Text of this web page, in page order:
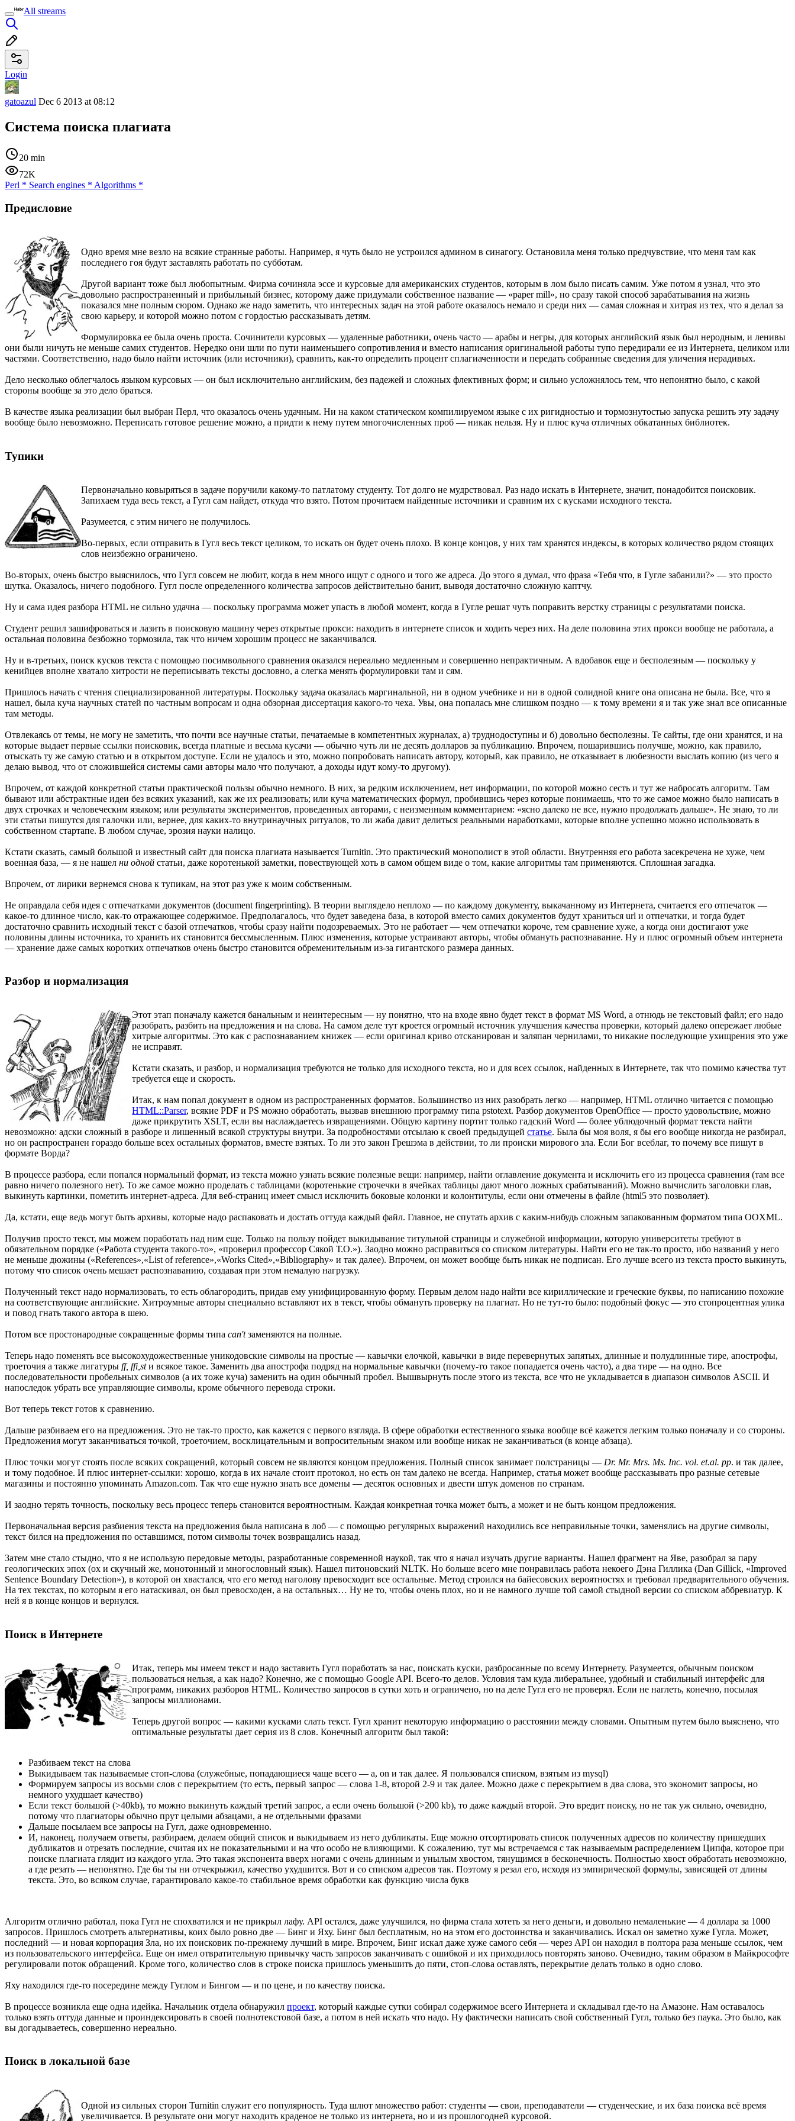
All streams
Login
gatoazul Dec 6 2013 at 08:12
Система поиска плагиата
20 min
72K
Perl * Search engines * Algorithms *
Предисловие
Одно время мне везло на всякие странные работы. Например, я чуть было не устроился админом в синагогу. Остановила меня только предчувствие, что меня там как
последнего гоя будут заставлять работать по субботам.
Другой вариант тоже был любопытным. Фирма сочиняла эссе и курсовые для американских студентов, которым в лом было писать самим. Уже потом я узнал, что это
довольно распространенный и прибыльный бизнес, которому даже придумали собственное название — «paper mill», но сразу такой способ зарабатывания на жизнь
показался мне полным сюром. Однако же надо заметить, что интересных задач на этой работе оказалось немало и среди них — самая сложная и хитрая из тех, что я делал за
свою карьеру, и которой можно потом с гордостью рассказывать детям.
Формулировка ее была очень проста. Сочинители курсовых — удаленные работники, очень часто — арабы и негры, для которых английский язык был неродным, и ленивы
они были ничуть не меньше самих студентов. Нередко они шли по пути наименьшего сопротивления и вместо написания оригинальной работы тупо передирали ее из Интернета, целиком или
частями. Соответственно, надо было найти источник (или источники), сравнить, как-то определить процент сплагиаченности и передать собранные сведения для уличения нерадивых.
Дело несколько облегчалось языком курсовых — он был исключительно английским, без падежей и сложных флективных форм; и сильно усложнялось тем, что непонятно было, с какой
стороны вообще за это дело браться.
В качестве языка реализации был выбран Перл, что оказалось очень удачным. Ни на каком статическом компилируемом языке с их ригидностью и тормознутостью запуска решить эту задачу
вообще было невозможно. Переписать готовое решение можно, а придти к нему путем многочисленных проб — никак нельзя. Ну и плюс куча отличных обкатанных библиотек.
Тупики
Первоначально ковыряться в задаче поручили какому-то патлатому студенту. Тот долго не мудрствовал. Раз надо искать в Интернете, значит, понадобится поисковик.
Запихаем туда весь текст, а Гугл сам найдет, откуда что взято. Потом прочитаем найденные источники и сравним их с кусками исходного текста.
Разумеется, с этим ничего не получилось.
Во-первых, если отправить в Гугл весь текст целиком, то искать он будет очень плохо. В конце концов, у них там хранятся индексы, в которых количество рядом стоящих
слов неизбежно ограничено.
Во-вторых, очень быстро выяснилось, что Гугл совсем не любит, когда в нем много ищут с одного и того же адреса. До этого я думал, что фраза «Тебя что, в Гугле забанили?» — это просто
шутка. Оказалось, ничего подобного. Гугл после определенного количества запросов действительно банит, выводя достаточно сложную каптчу.
Ну и сама идея разбора HTML не сильно удачна — поскольку программа может упасть в любой момент, когда в Гугле решат чуть поправить верстку страницы с результатами поиска.
Студент решил зашифроваться и лазить в поисковую машину через открытые прокси: находить в интернете список и ходить через них. На деле половина этих прокси вообще не работала, а
остальная половина безбожно тормозила, так что ничем хорошим процесс не заканчивался.
Ну и в-третьих, поиск кусков текста с помощью посимвольного сравнения оказался нереально медленным и совершенно непрактичным. А вдобавок еще и бесполезным — поскольку у
кенийцев вполне хватало хитрости не переписывать тексты дословно, а слегка менять формулировки там и сям.
Пришлось начать с чтения специализированной литературы. Поскольку задача оказалась маргинальной, ни в одном учебнике и ни в одной солидной книге она описана не была. Все, что я
нашел, была куча научных статей по частным вопросам и одна обзорная диссертация какого-то чеха. Увы, она попалась мне слишком поздно — к тому времени я и так уже знал все описанные
там методы.
Отвлекаясь от темы, не могу не заметить, что почти все научные статьи, печатаемые в компетентных журналах, а) труднодоступны и б) довольно бесполезны. Те сайты, где они хранятся, и на
которые выдает первые ссылки поисковик, всегда платные и весьма кусачи — обычно чуть ли не десять долларов за публикацию. Впрочем, пошарившись получше, можно, как правило,
отыскать ту же самую статью и в открытом доступе. Если не удалось и это, можно попробовать написать автору, который, как правило, не отказывает в любезности выслать копию (из чего я
делаю вывод, что от сложившейся системы сами авторы мало что получают, а доходы идут кому-то другому).
Впрочем, от каждой конкретной статьи практической пользы обычно немного. В них, за редким исключением, нет информации, по которой можно сесть и тут же набросать алгоритм. Там
бывают или абстрактные идеи без всяких указаний, как же их реализовать; или куча математических формул, пробившись через которые понимаешь, что то же самое можно было написать в
двух строчках и человеческим языком; или результаты экспериментов, проведенных авторами, с неизменным комментарием: «ясно далеко не все, нужно продолжать дальше». Не знаю, то ли
эти статьи пишутся для галочки или, вернее, для каких-то внутринаучных ритуалов, то ли жаба давит делиться реальными наработками, которые вполне успешно можно использовать в
собственном стартапе. В любом случае, эрозия науки налицо.
Кстати сказать, самый большой и известный сайт для поиска плагиата называется Turnitin. Это практический монополист в этой области. Внутренняя его работа засекречена не хуже, чем
военная база, — я не нашел ни одной статьи, даже коротенькой заметки, повествующей хоть в самом общем виде о том, какие алгоритмы там применяются. Сплошная загадка.
Впрочем, от лирики вернемся снова к тупикам, на этот раз уже к моим собственным.
Не оправдала себя идея с отпечатками документов (document fingerprinting). В теории выглядело неплохо — по каждому документу, выкачанному из Интернета, считается его отпечаток —
какое-то длинное число, как-то отражающее содержимое. Предполагалось, что будет заведена база, в которой вместо самих документов будут храниться url и отпечатки, и тогда будет
достаточно сравнить исходный текст с базой отпечатков, чтобы сразу найти подозреваемых. Это не работает — чем отпечатки короче, тем сравнение хуже, а когда они достигают уже
половины длины источника, то хранить их становится бессмысленным. Плюс изменения, которые устраивают авторы, чтобы обмануть распознавание. Ну и плюс огромный объем интернета
— хранение даже самых коротких отпечатков очень быстро становится обременительным из-за гигантского размера данных.
Разбор и нормализация
Этот этап поначалу кажется банальным и неинтересным — ну понятно, что на входе явно будет текст в формат MS Word, а отнюдь не текстовый файл; его надо
разобрать, разбить на предложения и на слова. На самом деле тут кроется огромный источник улучшения качества проверки, который далеко опережает любые
хитрые алгоритмы. Это как с распознаванием книжек — если оригинал криво отсканирован и заляпан чернилами, то никакие последующие ухищрения это уже
не исправят.
Кстати сказать, и разбор, и нормализация требуются не только для исходного текста, но и для всех ссылок, найденных в Интернете, так что помимо качества тут
требуется еще и скорость.
Итак, к нам попал документ в одном из распространенных форматов. Большинство из них разобрать легко — например, HTML отлично читается с помощью
HTML::Parser, всякие PDF и PS можно обработать, вызвав внешнюю программу типа pstotext. Разбор документов OpenOffice — просто удовольствие, можно
даже прикрутить XSLT, если вы наслаждаетесь извращениями. Общую картину портит только гадский Word — более ублюдочный формат текста найти
невозможно: адски сложный в разборе и лишенный всякой структуры внутри. За подробностями отсылаю к своей предыдущей статье. Была бы моя воля, я бы его вообще никогда не разбирал,
но он распространен гораздо больше всех остальных форматов, вместе взятых. То ли это закон Грешэма в действии, то ли происки мирового зла. Если Бог всеблаг, то почему все пишут в
формате Ворда?
В процессе разбора, если попался нормальный формат, из текста можно узнать всякие полезные вещи: например, найти оглавление документа и исключить его из процесса сравнения (там все
равно ничего полезного нет). То же самое можно проделать с таблицами (коротенькие строчечки в ячейках таблицы дают много ложных срабатываний). Можно вычислить заголовки глав,
выкинуть картинки, пометить интернет-адреса. Для веб-страниц имеет смысл исключить боковые колонки и колонтитулы, если они отмечены в файле (html5 это позволяет).
Да, кстати, еще ведь могут быть архивы, которые надо распаковать и достать оттуда каждый файл. Главное, не спутать архив с каким-нибудь сложным запакованным форматом типа OOXML.
Получив просто текст, мы можем поработать над ним еще. Только на пользу пойдет выкидывание титульной страницы и служебной информации, которую университеты требуют в
обязательном порядке («Работа студента такого-то», «проверил профессор Сякой Т.О.»). Заодно можно расправиться со списком литературы. Найти его не так-то просто, ибо названий у него
не меньше дюжины («References»,«List of reference»,«Works Cited»,«Bibliography» и так далее). Впрочем, он может вообще быть никак не подписан. Его лучше всего из текста просто выкинуть,
потому что список очень мешает распознаванию, создавая при этом немалую нагрузку.
Полученный текст надо нормализовать, то есть облагородить, придав ему унифицированную форму. Первым делом надо найти все кириллические и греческие буквы, по написанию похожие
на соответствующие английские. Хитроумные авторы специально вставляют их в текст, чтобы обмануть проверку на плагиат. Но не тут-то было: подобный фокус — это стопроцентная улика
и повод гнать такого автора в шею.
Потом все простонародные сокращенные формы типа can'tзаменяются на полные.
Теперь надо поменять все высокохудожественные уникодовские символы на простые — кавычки елочкой, кавычки в виде перевернутых запятых, длинные и полудлинные тире, апострофы,
троеточия а также лигатуры ff, ffi,stи всякое такое. Заменить два апострофа подряд на нормальные кавычки (почему-то такое попадается очень часто), а два тире — на одно. Все
последовательности пробельных символов (а их тоже куча) заменить на один обычный пробел. Вышвырнуть после этого из текста, все что не укладывается в диапазон символов ASCII. И
напоследок убрать все управляющие символы, кроме обычного перевода строки.
Вот теперь текст готов к сравнению.
Дальше разбиваем его на предложения. Это не так-то просто, как кажется с первого взгляда. В сфере обработки естественного языка вообще всё кажется легким только поначалу и со стороны.
Предложения могут заканчиваться точкой, троеточием, восклицательным и вопросительным знаком или вообще никак не заканчиваться (в конце абзаца).
Плюс точки могут стоять после всяких сокращений, который совсем не являются концом предложения. Полный список занимает полстраницы — Dr. Mr. Mrs. Ms. Inc. vol. et.al. pp. и так далее,
и тому подобное. И плюс интернет-ссылки: хорошо, когда в их начале стоит протокол, но есть он там далеко не всегда. Например, статья может вообще рассказывать про разные сетевые
магазины и постоянно упоминать Amazon.com. Так что еще нужно знать все домены — десяток основных и двести штук доменов по странам.
И заодно терять точность, поскольку весь процесс теперь становится вероятностным. Каждая конкретная точка может быть, а может и не быть концом предложения.
Первоначальная версия разбиения текста на предложения была написана в лоб — с помощью регулярных выражений находились все неправильные точки, заменялись на другие символы,
текст бился на предложения по оставшимся, потом символы точек возвращались назад.
Затем мне стало стыдно, что я не использую передовые методы, разработанные современной наукой, так что я начал изучать другие варианты. Нашел фрагмент на Яве, разобрал за пару
геологических эпох (ох и скучный же, монотонный и многословный язык). Нашел питоновский NLTK. Но больше всего мне понравилась работа некоего Дэна Гиллика (Dan Gillick, «Improved
Sentence Boundary Detection»), в которой он хвастался, что его метод наголову превосходит все остальные. Метод строился на байесовских вероятностях и требовал предварительного обучения.
На тех текстах, по которым я его натаскивал, он был превосходен, а на остальных… Ну не то, чтобы очень плох, но и не намного лучше той самой стыдной версии со списком аббревиатур. К
ней я в конце концов и вернулся.
Поиск в Интернете
Итак, теперь мы имеем текст и надо заставить Гугл поработать за нас, поискать куски, разбросанные по всему Интернету. Разумеется, обычным поиском
пользоваться нельзя, а как надо? Конечно, же с помощью Google API. Вcего-то делов. Условия там куда либеральнее, удобный и стабильный интерфейс для
программ, никаких разборов HTML. Количество запросов в сутки хоть и ограничено, но на деле Гугл его не проверял. Если не наглеть, конечно, посылая
запросы миллионами.
Теперь другой вопрос — какими кусками слать текст. Гугл хранит некоторую информацию о расстоянии между словами. Опытным путем было выяснено, что
оптимальные результаты дает серия из 8 слов. Конечный алгоритм был такой:
Разбиваем текст на слова
Выкидываем так называемые стоп-слова (служебные, попадающиеся чаще всего — a, on и так далее. Я пользовался списком, взятым из mysql)
Формируем запросы из восьми слов с перекрытием (то есть, первый запрос — слова 1-8, второй 2-9 и так далее. Можно даже с перекрытием в два слова, это экономит запросы, но
немного ухудшает качество)
Если текст большой (>40kb), то можно выкинуть каждый третий запрос, а если очень большой (>200 kb), то даже каждый второй. Это вредит поиску, но не так уж сильно, очевидно,
потому что плагиаторы обычно прут целыми абзацами, а не отдельными фразами
Дальше посылаем все запросы на Гугл, даже одновременно.
И, наконец, получаем ответы, разбираем, делаем общий список и выкидываем из него дубликаты. Еще можно отсортировать список полученных адресов по количеству пришедших
дубликатов и отрезать последние, считая их не показательными и на что особо не влияющими. К сожалению, тут мы встречаемся с так называемым распределением Ципфа, которое при
поиске плагиата глядит из каждого угла. Это такая экспонента вверх ногами с очень длинным и унылым хвостом, тянущимся в бесконечность. Полностью хвост обработать невозможно,
а где резать — непонятно. Где бы ты ни отчекрыжил, качество ухудшится. Вот и со списком адресов так. Поэтому я резал его, исходя из эмпирической формулы, зависящей от длины
текста. Это, во всяком случае, гарантировало какое-то стабильное время обработки как функцию числа букв
Алгоритм отлично работал, пока Гугл не спохватился и не прикрыл лафу. API остался, даже улучшился, но фирма стала хотеть за него деньги, и довольно немаленькие — 4 доллара за 1000
запросов. Пришлось смотреть альтернативы, коих было ровно две — Бинг и Яху. Бинг был бесплатным, но на этом его достоинства и заканчивались. Искал он заметно хуже Гугла. Может,
последний — и новая корпорация Зла, но их поисковик по-прежнему лучший в мире. Впрочем, Бинг искал даже хуже самого себя — через API он находил в полтора раза меньше ссылок, чем
из пользовательского интерфейса. Еще он имел отвратительную привычку часть запросов заканчивать с ошибкой и их приходилось повторять заново. Очевидно, таким образом в Майкрософте
регулировали поток обращений. Кроме того, количество слов в строке поиска пришлось уменьшить до пяти, стоп-слова оставлять, перекрытие делать только в одно слово.
Яху находился где-то посередине между Гуглом и Бингом — и по цене, и по качеству поиска.
В процессе возникла еще одна идейка. Начальник отдела обнаружил проект, который каждые сутки собирал содержимое всего Интернета и складывал где-то на Амазоне. Нам оставалось
только взять оттуда данные и проиндексировать в своей полнотекстовой базе, а потом в ней искать что надо. Ну фактически написать свой собственный Гугл, только без паука. Это было, как
вы догадываетесь, совершенно нереально.
Поиск в локальной базе
Одной из сильных сторон Turnitin служит его популярность. Туда шлют множество работ: студенты — свои, преподаватели — студенческие, и их база поиска всё время
увеличивается. В результате они могут находить краденое не только из интернета, но и из прошлогодней курсовой.